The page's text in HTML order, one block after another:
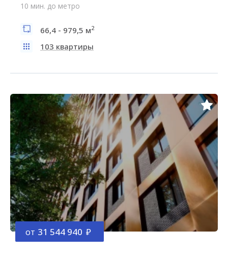
10 мин. до метро
66,4 - 979,5 м2
103 квартиры
от 31 544 940